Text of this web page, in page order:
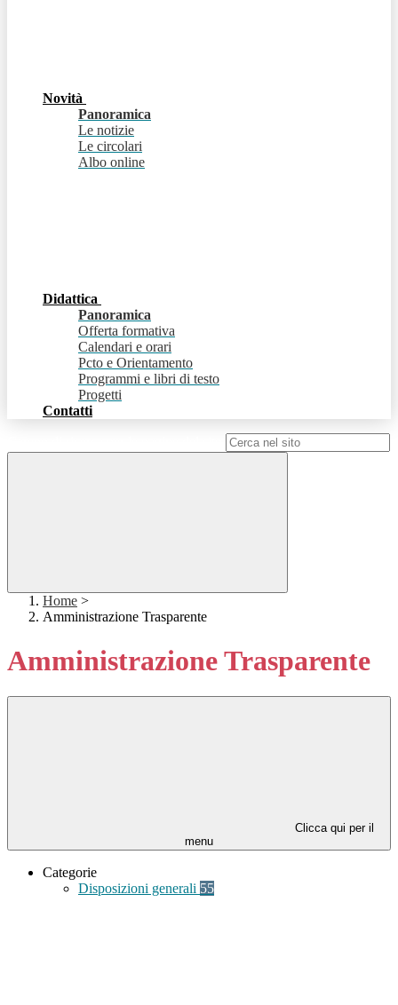
Novità
Panoramica
Le notizie
Le circolari
Albo online
Didattica
Panoramica
Offerta formativa
Calendari e orari
Pcto e Orientamento
Programmi e libri di testo
Progetti
Contatti
Home >
Amministrazione Trasparente
Amministrazione Trasparente
Clicca qui per il
menu
Categorie
Disposizioni generali 55